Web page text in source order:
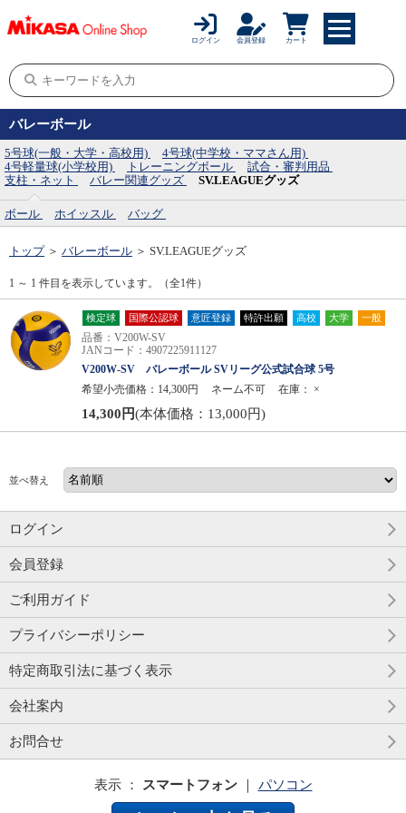
ログイン 会員登録 カート
バレーボール
5号球(一般・大学・高校用)
4号球(中学校・ママさん用)
4号軽量球(小学校用)
トレーニングボール
試合・審判用品
支柱・ネット
バレー関連グッズ SV.LEAGUEグッズ
ボール ホイッスル バッグ
トップ ＞ バレーボール ＞ SV.LEAGUEグッズ
1 ～ 1 件目を表示しています。（全1件）
検定球 国際公認球 意匠登録 特許出願 高校 大学 一般
品番：V200W-SV
JANコード：4907225911127
V200W-SV バレーボール SVリーグ公式試合球 5号
希望小売価格：14,300円
ネーム不可 在庫： ×
14,300円(本体価格：13,000円)
並べ替え
ログイン
会員登録
ご利用ガイド
プライバシーポリシー
特定商取引法に基づく表示
会社案内
お問合せ
表示 ： スマートフォン｜ パソコン